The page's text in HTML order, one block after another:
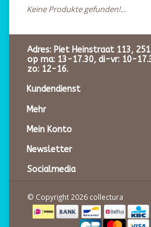
Keine Produkte gefunden!...
Adres: Piet Heinstraat 113,
op ma: 13-17.30, di-vr: 10-
zo: 12-16.
Kundendienst
Mehr
Mein Konto
Newsletter
Socialmedia
© Copyright 2026 collectura